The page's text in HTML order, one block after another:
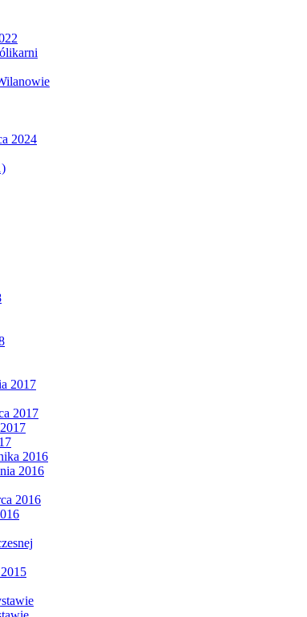
2024
2017
2017
2016
2016
2016